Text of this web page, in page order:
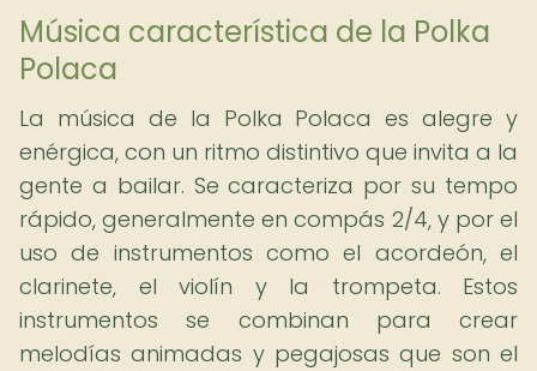
Música característica de la Polka
Polaca
La música de la Polka Polaca es alegre y
enérgica, con un ritmo distintivo que invita a la
gente a bailar. Se caracteriza por su tempo
rápido, generalmente en compás 2/4, y por el
uso de instrumentos como el acordeón, el
clarinete, el violín y la trompeta. Estos
instrumentos se combinan para crear
melodías animadas y pegajosas que son el